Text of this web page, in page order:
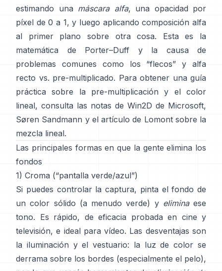
estimando una máscara alfa, una opacidad por
píxel de 0 a 1, y luego aplicando composición alfa
al primer plano sobre otra cosa. Esta es la
matemática de Porter–Duff y la causa de
problemas comunes como los “flecos” y
alfa
recto vs. pre-multiplicado. Para obtener una guía
práctica sobre la pre-multiplicación y el color
lineal, consulta las notas de Win2D de Microsoft,
Søren Sandmann y el artículo de Lomont sobre la
mezcla lineal.
Las principales formas en que la gente elimina los
fondos
1) Croma (“pantalla verde/azul”)
Si puedes controlar la captura, pinta el fondo de
un color sólido (a menudo verde) y eliminaese
tono. Es rápido, de eficacia probada en cine y
televisión, e ideal para vídeo. Las desventajas son
la iluminación y el vestuario: la luz de color se
derrama sobre los bordes (especialmente el pelo),